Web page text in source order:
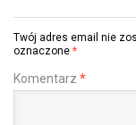
Twój adres email nie
oznaczone *
Komentarz *